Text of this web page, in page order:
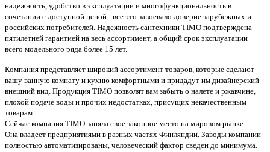
надежность, удобство в эксплуатации и многофункциональность в
сочетании с доступной ценой - все это завоевало доверие зарубежных и
российских потребителей. Надежность сантехники TIMO подтверждена
пятилетней гарантией на весь ассортимент, а общий срок эксплуатации
всего модельного ряда более 15 лет.
Компания представляет широкий ассортимент товаров , которые сделают
вашу ванную комнату и кухню комфортными и придадут им дизайнерский
внешний вид. Продукция TIMO позволят вам забыть о налете и ржавчине,
плохой подаче воды и прочих недостатках, присущих некачественным
товарам.
Сейчас компания TIMO заняла свое законное место на мировом рынке.
Она владеет предприятиями в разных частях Финляндии. Заводы компании
полностью автоматизированы, человеческий фактор сведен до минимума.